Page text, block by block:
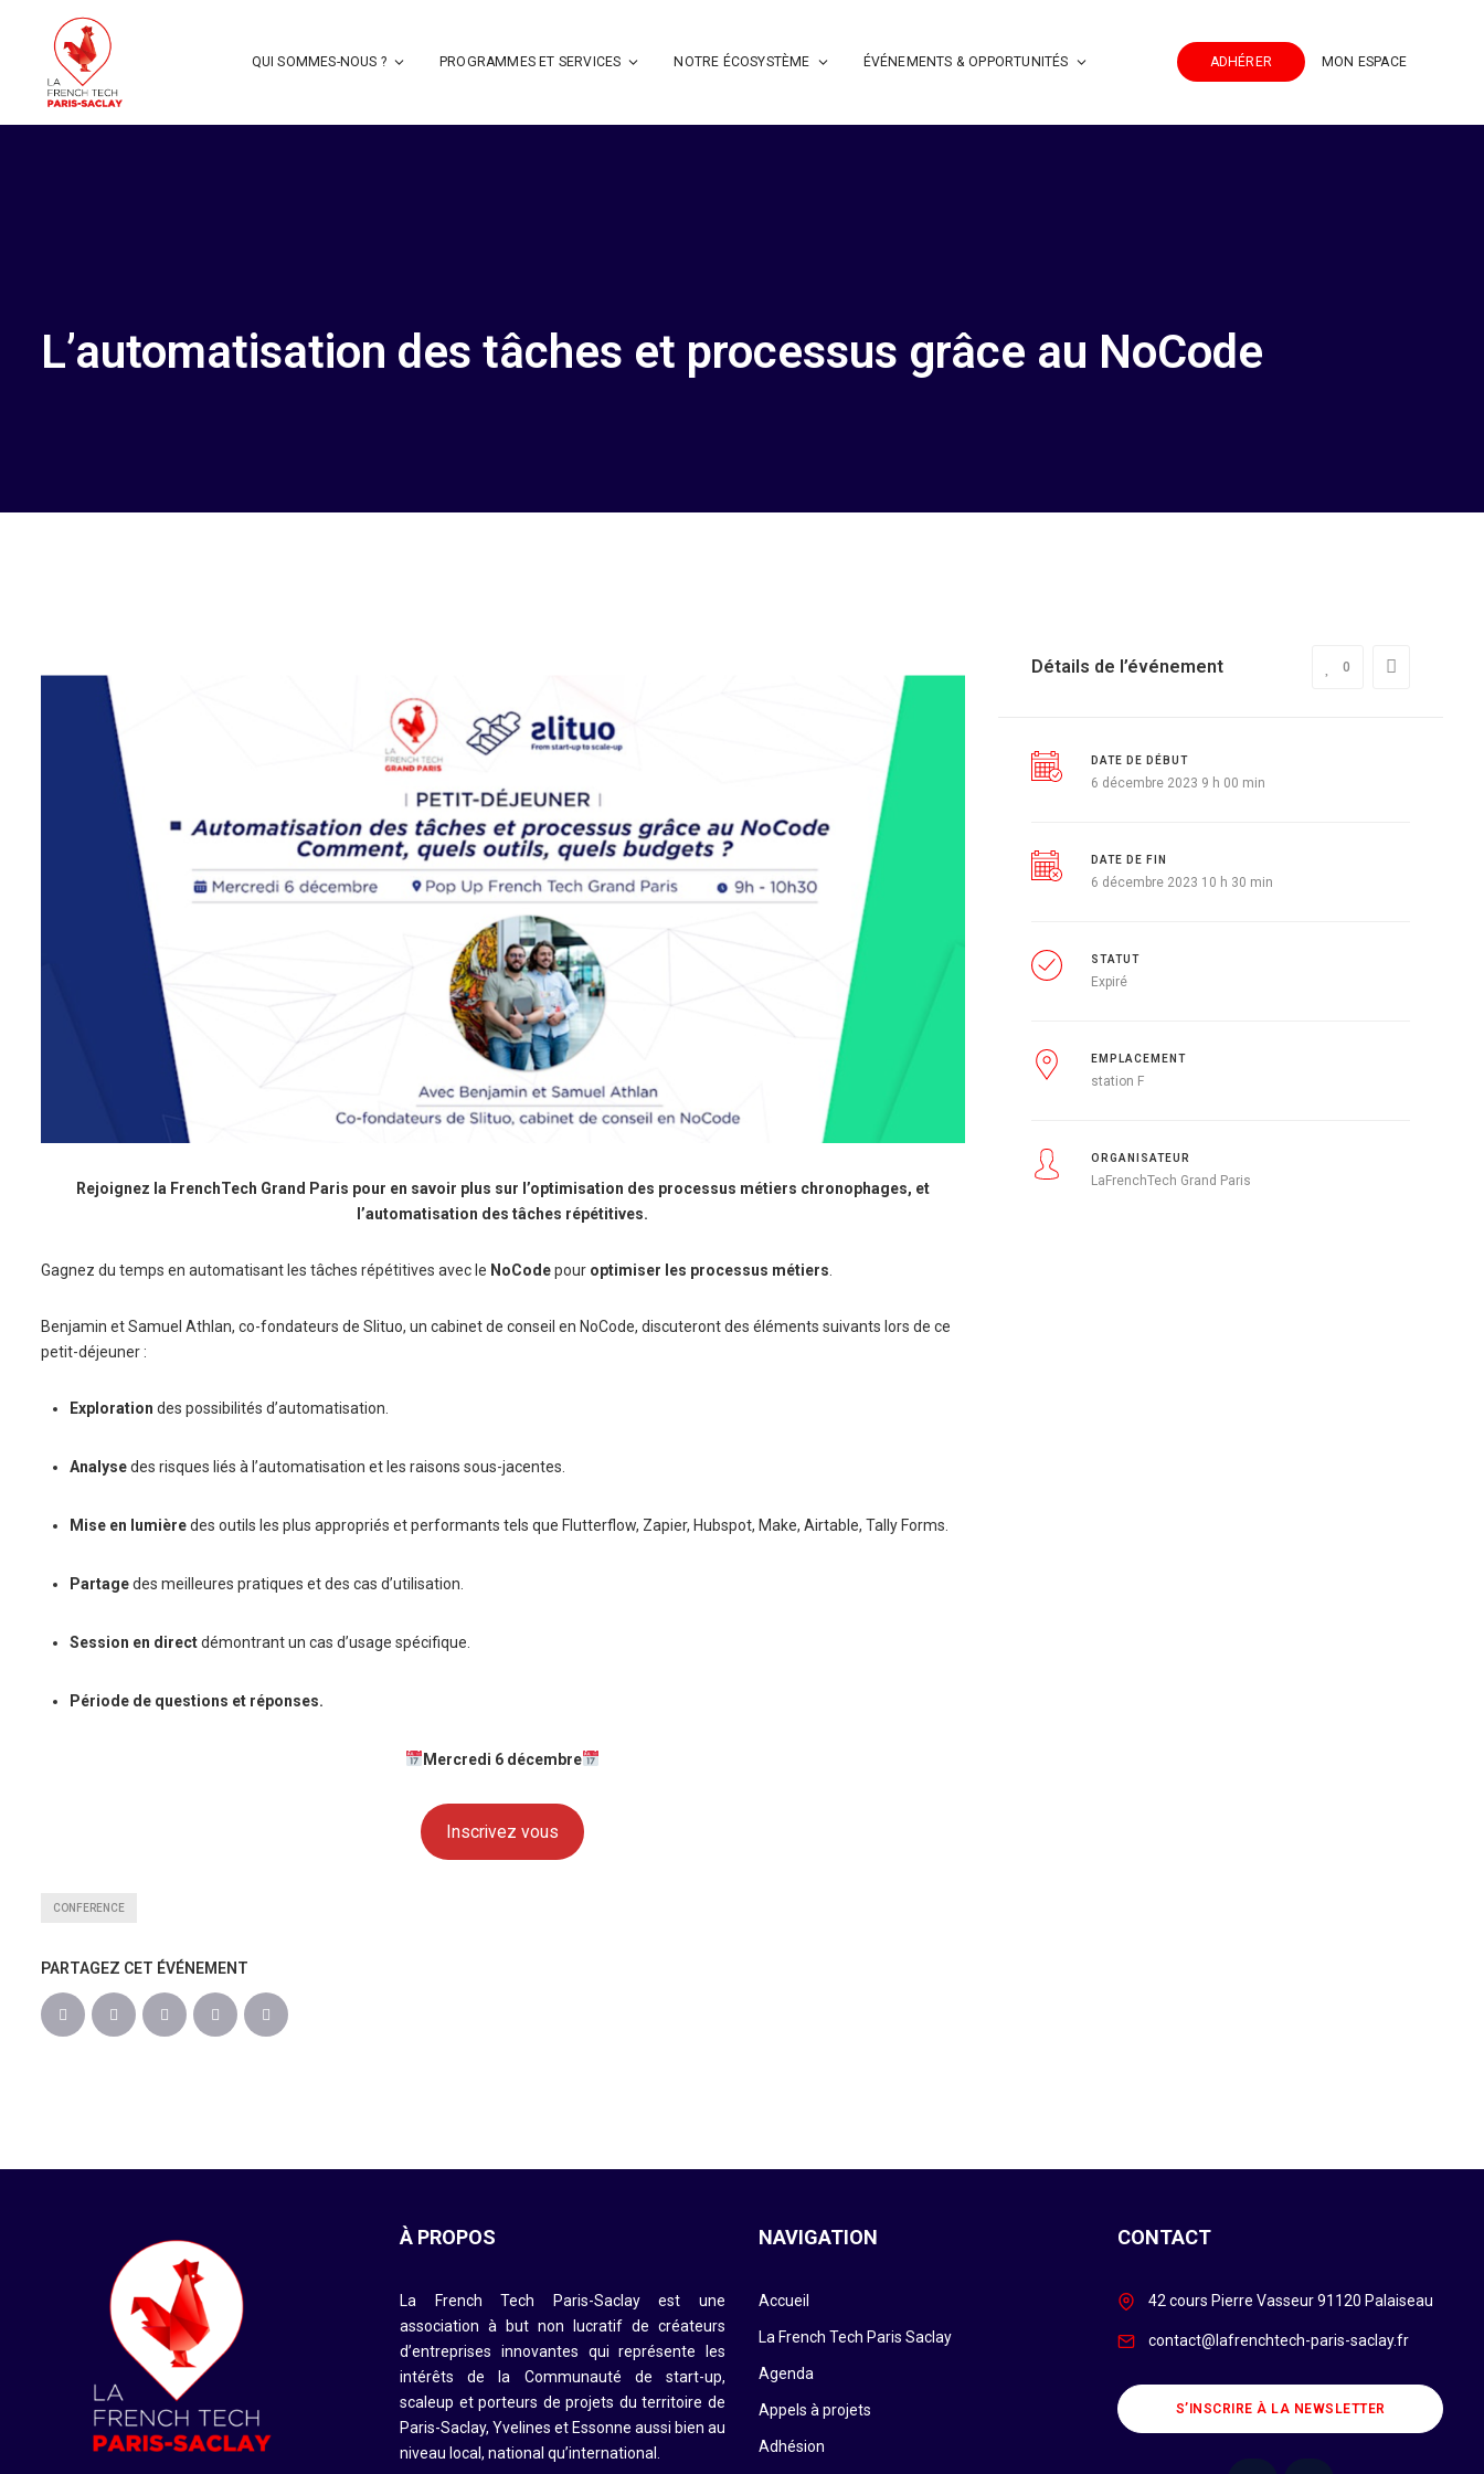
QUI SOMMES-NOUS ? PROGRAMMES ET SERVICES NOTRE ÉCOSYSTÈME ÉVÉNEMENTS & OPPORTUNITÉS ADHÉRER MON ESPACE
L’automatisation des tâches et processus grâce au NoCode
Rejoignez la FrenchTech Grand Paris pour en savoir plus sur l’optimisation des processus métiers chronophages, et
l’automatisation des tâches répétitives.
Gagnez du temps en automatisant les tâches répétitives avec le NoCodepour optimiser les processus métiers
Benjamin et Samuel Athlan, co-fondateurs de Slituo, un cabinet de conseil en NoCode, discuteront des éléments suivants lors de ce
petit-déjeuner :
Exploration des possibilités d’automatisation.
Analysedes risques liés à l’automatisation et les raisons sous-jacentes.
Mise en lumièredes outils les plus appropriés et performants tels que Flutterflow, Zapier, Hubspot, Make, Airtable, Tally Forms.
Partagedes meilleures pratiques et des cas d’utilisation.
Session en directdémontrant un cas d’usage spécifique.
Période de questions et réponses.
Mercredi 6 décembre
Inscrivez vous
CONFERENCE
PARTAGEZ CET ÉVÉNEMENT
Détails de l’événement 0
DATE DE DÉBUT
6 décembre 2023 9 h 00 min
DATE DE FIN
6 décembre 2023 10 h 30 min
STATUT
Expiré
EMPLACEMENT
station F
ORGANISATEUR
LaFrenchTech Grand Paris
À PROPOS
La French Tech Paris-Saclay est une
association à but non lucratif de créateurs
d’entreprises innovantes qui représente les
intérêts de la Communauté de start-up,
scaleup et porteurs de projets du territoire de
Paris-Saclay, Yvelines et Essonne aussi bien au
niveau local, national qu’international.
NAVIGATION
Accueil
La French Tech Paris Saclay
Agenda
Appels à projets
Adhésion
CONTACT
42 cours Pierre Vasseur 91120 Palaiseau
contact@lafrenchtech-paris-saclay.fr
S’INSCRIRE À LA NEWSLETTER